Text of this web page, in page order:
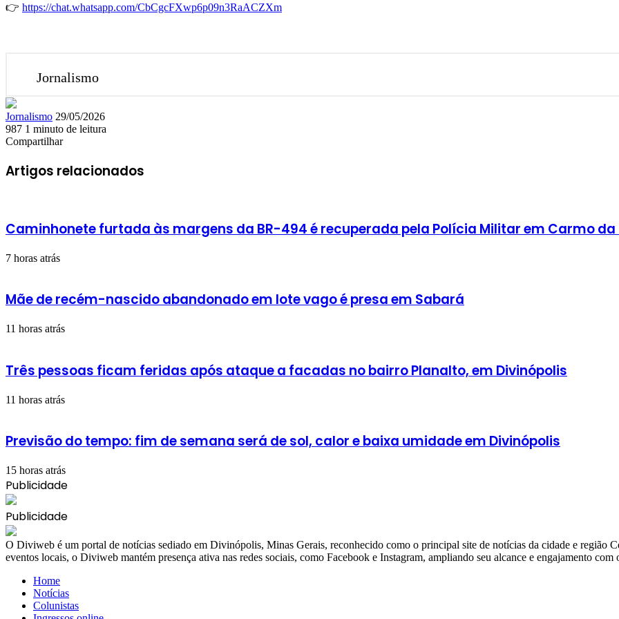
👉 https://chat.whatsapp.com/CbCgcFXwp6p09n3RaACZXm
Jornalismo
Jornalismo Mande
um
e-
29/05/2026
987 1 minuto de leitura
Facebook
X
Linkedin
Skype
Messenger
Messenger
WhatsApp
Telegram
Compartilhar
via
e-
Artigos relacionados
Caminhonete furtada às margens da BR-494 é recuperada pela Polícia Militar em Carmo
7 horas atrás
Mãe de recém-nascido abandonado em lote vago é presa em Sabará
11 horas atrás
Três pessoas ficam feridas após ataque a facadas no bairro Planalto, em Divinópolis
11 horas atrás
Previsão do tempo: fim de semana será de sol, calor e baixa umidade em Divinópolis
15 horas atrás
Publicidade
Publicidade
​O Diviweb é um portal de notícias sediado em Divinópolis, Minas Gerais, reconhecido como o principal site de notícias da cidade e região
eventos locais, o Diviweb mantém presença ativa nas redes sociais, como Facebook e Instagram, ampliando seu alcance e engajamento com
Home
Notícias
Colunistas